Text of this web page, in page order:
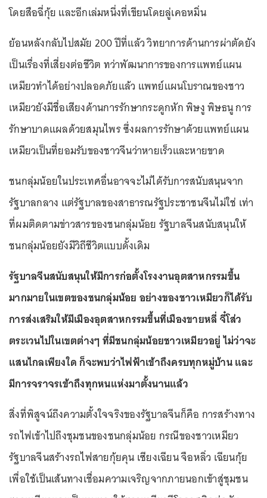
โดยสือฉี่กุ้ย และอีกเล่มหนึ่งที่เขียนโดยลู่เคอหมิ่น
ย้อนหลังกลับไปสมัย 200 ปีที่แล้ว วิทยาการด้านการผ่าตัดยัง
เป็นเรื่องที่เสี่ยงต่อชีวิต ทว่าพัฒนาการของการแพทย์แผน
เหมียวทำได้อย่างปลอดภัยแล้ว แพทย์แผนโบราณของชาว
เหมียวยังมีชื่อเสียงด้านการรักษากระดูกหัก พิษงู พิษธนู การ
รักษาบาดแผลด้วยสมุนไพร ซึ่งผลการรักษาด้วยแพทย์แผน
เหมียวเป็นที่ยอมรับของชาวจีนว่าหายเร็วและหายขาด
ชนกลุ่มน้อยในประเทศอื่นอาจจะไม่ได้รับการสนับสนุนจาก
รัฐบาลกลาง แต่รัฐบาลของสาธารณรัฐประชาชนจีนไม่ใช่ เท่า
ที่ผมติดตามข่าวสารของชนกลุ่มน้อย รัฐบาลจีนสนับสนุนให้
ชนกลุ่มน้อยยังมีวิถีชีวิตแบบดั้งเดิม
รัฐบาลจีนสนับสนุนให้มีการก่อตั้งโรงงานอุตสาหกรรมขึ้น
มากมายในเขตของชนกลุ่มน้อย อย่างของชาวเหมียวก็ได้รับ
การส่งเสริมให้มีเมืองอุตสาหกรรมขึ้นที่เมืองขายหลี่ จี๋โส่ว
ตระเวนไปในเขตต่างๆ ที่มีชนกลุ่มน้อยชาวเหมียวอยู่ ไม่ว่าจะ
แสนไกลเพียงใด ก็จะพบว่าไฟฟ้าเข้าถึงครบทุกหมู่บ้าน และ
มีการจราจรเข้าถึงทุกหนแห่งมาตั้งนานแล้ว
สิ่งที่พิสูจน์ถึงความตั้งใจจริงของรัฐบาลจีนก็คือ การสร้างทาง
รถไฟเข้าไปถึงชุมชนของชนกลุ่มน้อย กรณีของชาวเหมียว
รัฐบาลจีนสร้างรถไฟสายกุ้ยคุน เซียงเฉียน จือหลิ่ว เฉียนกุ้ย
เพื่อใช้เป็นเส้นทางเชื่อมความเจริญจากภายนอกเข้าสู่ชุมชน